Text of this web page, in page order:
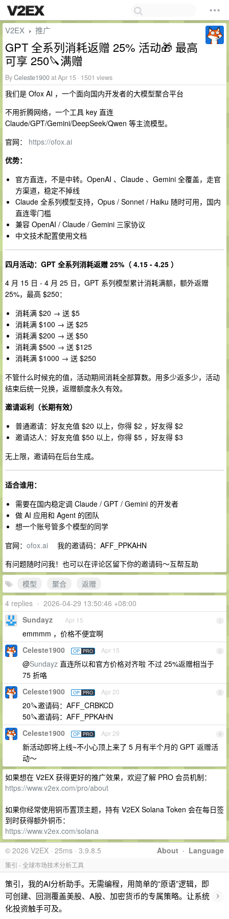
V2EX › 推广
GPT 全系列消耗返赠 25% 活动🎁 最高
可享 250🔪满赠
ByCeleste1900at Apr 15 · 1501 views
我们是 Ofox AI ，一个面向国内开发者的大模型聚合平台
不用折腾网络，一个工具 key 直连
Claude/GPT/Gemini/DeepSeek/Qwen 等主流模型。
官网： https://ofox.ai
优势：
官方直连，不是中转。OpenAI 、Claude 、Gemini 全覆盖，走官
方渠道，稳定不掉线
Claude 全系列模型支持，Opus / Sonnet / Haiku 随时可用，国内
直连零门槛
兼容 OpenAI / Claude / Gemini 三家协议
中文技术配置使用文档
四月活动：GPT 全系列消耗返赠 25%（ 4.15 - 4.25 ）
4 月 15 日 - 4 月 25 日，GPT 系列模型累计消耗满额，额外返赠
25%，最高 $250：
消耗满 $20 → 送 $5
消耗满 $100 → 送 $25
消耗满 $200 → 送 $50
消耗满 $500 → 送 $125
消耗满 $1000 → 送 $250
不管什么时候充的值，活动期间消耗全部算数。用多少返多少，活动
结束后统一兑换，返赠额度永久有效。
邀请返利（长期有效）
普通邀请：好友充值 $20 以上，你得 $2 ，好友得 $2
邀请达人：好友充值 $50 以上，你得 $5 ，好友得 $3
无上限，邀请码在后台生成。
适合谁用：
需要在国内稳定调 Claude / GPT / Gemini 的开发者
做 AI 应用和 Agent 的团队
想一个账号管多个模型的同学
官网： ofox.ai 我的邀请码：AFF_PPKAHN
有问题随时问我！也可以在评论区留下你的邀请码～互帮互助
模型
聚合
返赠
4 replies • 2026-04-29 13:50:46 +08:00
1
Sundayz Apr 15
emmmm ，价格不便宜啊
2
Celeste1900 OP PRO Apr 15
@Sundayz 直连所以和官方价格对齐啦 不过 25%返赠相当于
75 折咯
3
Celeste1900 OP PRO Apr 20
20🔪邀请码：AFF_CRBKCD
50🔪邀请码：AFF_PPKAHN
4
Celeste1900 OP PRO Apr 29
新活动即将上线~不小心顶上来了 5 月有半个月的 GPT 返赠活
动～
如果想在 V2EX 获得更好的推广效果，欢迎了解 PRO 会员机制：
https://www.v2ex.com/pro/about
如果你经常使用铜币置顶主题，持有 V2EX Solana Token 会在每日签
到时获得额外铜币：
https://www.v2ex.com/solana
About · Language
© 2026 V2EX · 25ms · 3.9.8.5
策引 - 全球市场技术分析工具
策引，我的AI分析助手。无需编程，用简单的“原语”逻辑，即
可创建、回测覆盖美股、A股、加密货币的专属策略。让系统
化投资触手可及。
›